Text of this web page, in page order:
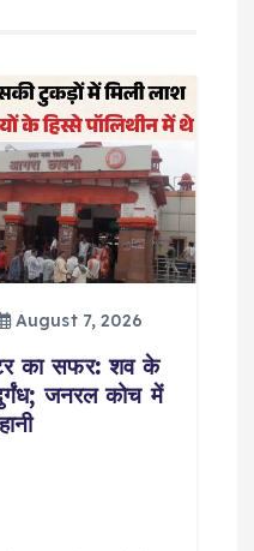
August 7, 2026
का सफर: शव के
जनरल कोच में